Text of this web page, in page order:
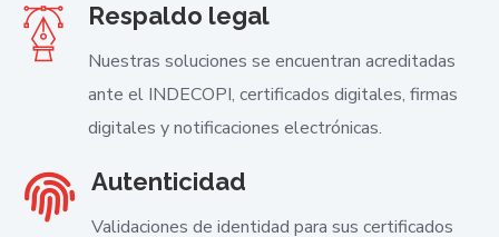
Respaldo legal
Nuestras soluciones se encuentran acreditadas
ante el INDECOPI, certificados digitales, firmas
digitales y notificaciones electrónicas.
Autenticidad
Validaciones de identidad para sus certificados